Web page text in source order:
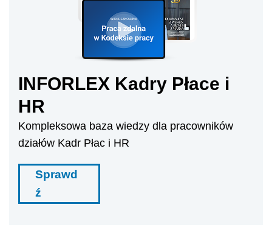
INFORLEX Kadry Płace i
HR
Kompleksowa baza wiedzy dla pracowników
działów Kadr Płac i HR
Sprawd
ź